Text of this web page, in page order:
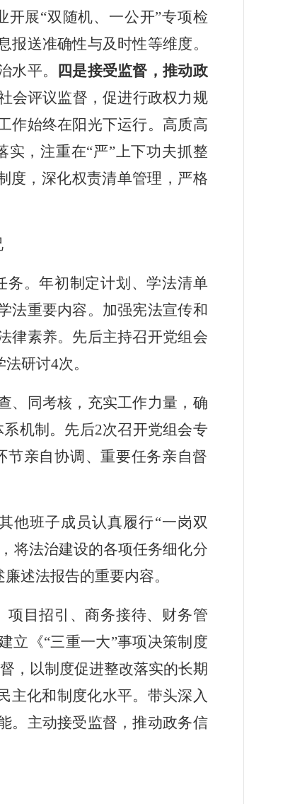
开展“双随机、一公开”专项检
送准确性与及时性等维度。
水平。
四是接受监督，推动政
会评议监督，促进行政权力规
作始终在阳光下运行。高质高
实，注重在“严”上下功夫抓整
度，深化权责清单管理，严格
务。年初制定计划、学法清单
法重要内容。加强宪法宣传和
律素养。 先后主持召开党组会
法研讨4次。
、同考核，充实工作力量，确
系机制。先后2次召开党组会专
亲自协调、重要任务亲自督
他班子成员认真履行“一岗双
，将法治建设的各项任务细化分
廉述法报告的重要内容。
项目招引、商务接待、财务管
立《“三重一大”事项决策制度
，以制度促进整改落实的长期
主化和制度化水平。带头深入
。主动接受监督，推动政务信